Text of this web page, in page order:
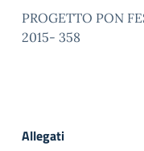
PROGETTO PON
2015- 358
Allegati